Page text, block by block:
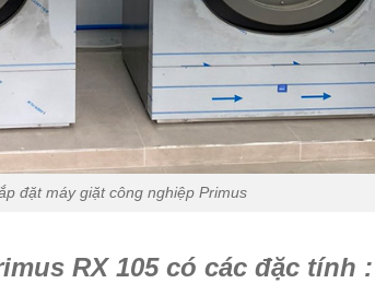
đặt máy giặt công nghiệp Primus
RX 105 có các đặc tính :